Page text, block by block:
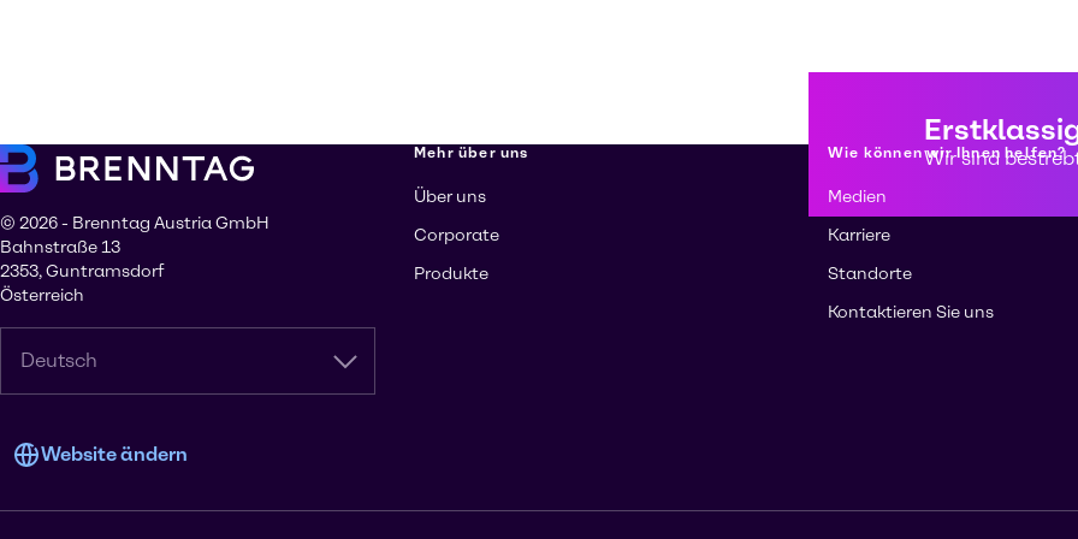
Wir sind
© 2026 - Brenntag Austria GmbH
Bahnstraße 13
2353, Guntramsdorf
Österreich
Deutsch
Website ändern
Mehr über uns
Über uns
Corporate
Produkte
Wie können wir Ihnen helfen?
Medien
Karriere
Standorte
Kontaktieren Sie uns